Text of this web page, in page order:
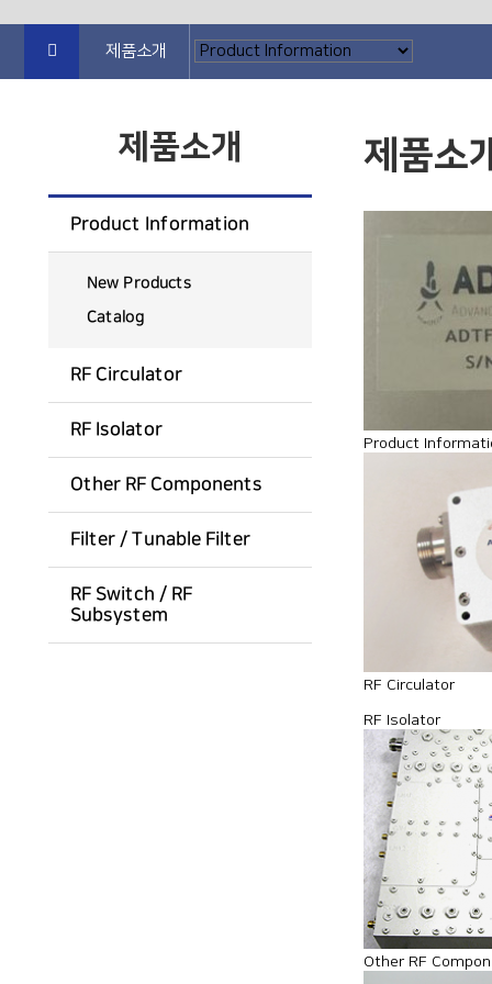
제품소개
제품소개
Product Information
New Products
Catalog
RF Circulator
RF Isolator
Other RF Components
Filter / Tunable Filter
RF Switch / RF
Subsystem
제품소
Product
RF Circulator
RF Isolator
Other RF